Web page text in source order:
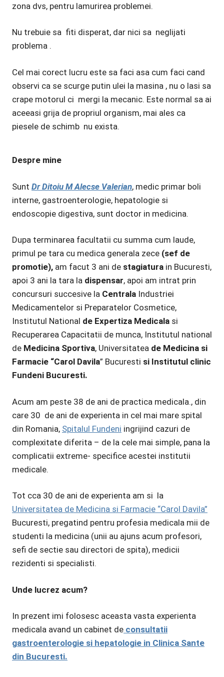
zona dvs, pentru lamurirea problemei.
Nu trebuie sa fiti disperat, dar nici sa neglijati
problema .
Cel mai corect lucru este sa faci asa cum faci cand
observi ca se scurge putin ulei la masina , nu o lasi sa
crape motorul ci mergi la mecanic. Este normal sa ai
aceeasi grija de propriul organism, mai ales ca
piesele de schimb nu exista.
Despre mine
Sunt Dr Ditoiu M Alecse Valerian, medic primar boli
interne, gastroenterologie, hepatologie si
endoscopie digestiva, sunt doctor in medicina.
Dupa terminarea facultatii cu summa cum laude,
primul pe tara cu medica generala zece (sef de
promotie), am facut 3 ani de stagiatura in Bucuresti,
apoi 3 ani la tara la dispensar, apoi am intrat prin
concursuri succesive la Centrala Industriei
Medicamentelor si Preparatelor Cosmetice,
Institutul National de Expertiza Medicala si
Recuperarea Capacitatii de munca, Institutul national
de Medicina Sportiva, Universitatea de Medicina si
Farmacie “Carol Davila” Bucuresti si Institutul clinic
Fundeni Bucuresti.
Acum am peste 38 de ani de practica medicala., din
care 30 de ani de experienta in cel mai mare spital
din Romania, Spitalul Fundeni ingrijind cazuri de
complexitate diferita – de la cele mai simple, pana la
complicatii extreme- specifice acestei institutii
medicale.
Tot cca 30 de ani de experienta am si la
Universitatea de Medicina si Farmacie “Carol Davila”
Bucuresti, pregatind pentru profesia medicala mii de
studenti la medicina (unii au ajuns acum profesori,
sefi de sectie sau directori de spita), medicii
rezidenti si specialisti.
Unde lucrez acum?
In prezent imi folosesc aceasta vasta experienta
medicala avand un cabinet de consultatii
gastroenterologie si hepatologie in Clinica Sante
din Bucuresti.